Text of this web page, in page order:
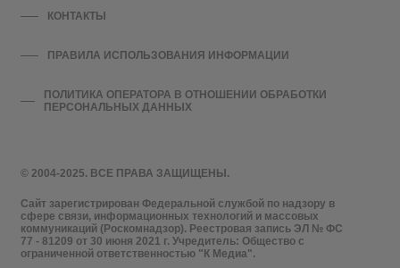
© 2004-2025. ВСЕ ПРАВА ЗАЩИЩЕНЫ.
Сайт зарегистрирован Федеральной службой по надзору в
сфере связи, информационных технологий и массовых
коммуникаций (Роскомнадзор). Реестровая запись ЭЛ № ФС
77 - 81209 от 30 июня 2021 г. Учредитель: Общество с
ограниченной ответственностью "К Медиа".
КОНТАКТЫ
ПРАВИЛА ИСПОЛЬЗОВАНИЯ ИНФОРМАЦИИ
ПОЛИТИКА ОПЕРАТОРА В ОТНОШЕНИИ ОБРАБОТКИ
ПЕРСОНАЛЬНЫХ ДАННЫХ